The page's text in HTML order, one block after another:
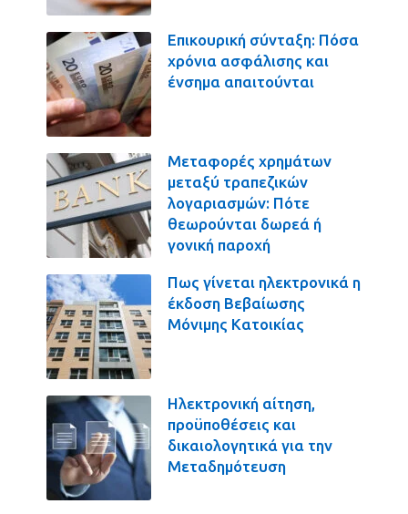
Επικουρική σύνταξη: Πόσα
χρόνια ασφάλισης και
ένσημα απαιτούνται
Μεταφορές χρημάτων
μεταξύ τραπεζικών
λογαριασμών: Πότε
θεωρούνται δωρεά ή
γονική παροχή
Πως γίνεται ηλεκτρονικά η
έκδοση Βεβαίωσης
Μόνιμης Κατοικίας
Ηλεκτρονική αίτηση,
προϋποθέσεις και
δικαιολογητικά για την
Μεταδημότευση